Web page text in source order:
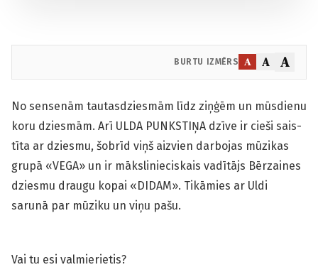
BURTU IZMĒRS A A A
No sensenām tautasdziesmām līdz ziņģēm un mūsdienu
koru dziesmām. Arī ULDA PUNKSTIŅA dzīve ir cieši sais­
tīta ar dziesmu, šobrīd viņš aizvien darbojas mūzikas
grupā «VEGA» un ir mākslinieciskais vadītājs Bērzaines
dziesmu draugu kopai «DIDAM». Tikāmies ar Uldi
sarunā par mūziku un viņu pašu.
Vai tu esi valmierietis?